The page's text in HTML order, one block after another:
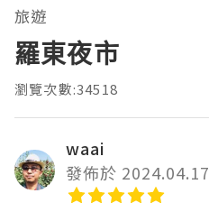
旅遊
羅東夜市
瀏覽次數:34518
waai
發佈於 2024.04.17